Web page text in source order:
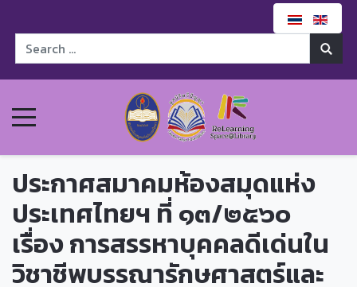
ประกาศสมาคมห้องสมุดแห่ง
ประเทศไทยฯ ที่ ๑๓/๒๕๖๐
เรื่อง การสรรหาบุคคลดีเด่นใน
วิชาชีพบรรณารักษศาสตร์และ